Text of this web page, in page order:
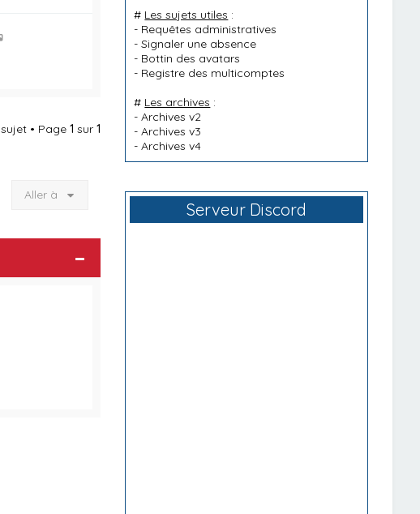
• Page1 sur1
Aller à
# Les sujets utiles :
- Requêtes administratives
-Signaler une absence
- Bottin des avatars
- Registre des multicomptes
# Les archives :
-Archives v2
-Archives v3
-Archives v4
Serveur Discord